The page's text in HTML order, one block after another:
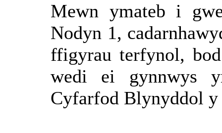
Mewn ymateb i
Nodyn 1,
ffigyrau terfynol,
wedi
ei gynnwys
Cyfarfod Blynyddol